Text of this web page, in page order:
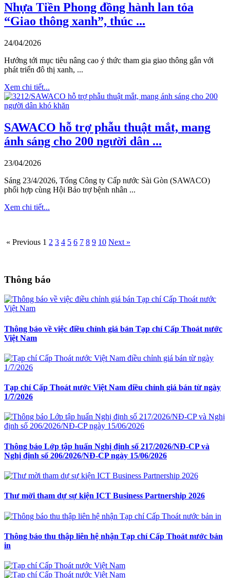
Nhựa Tiền Phong đồng hành lan tỏa
“Giao thông xanh”, thúc ...
24/04/2026
Hướng tới mục tiêu nâng cao ý thức tham gia giao thông gắn với
phát triển đô thị xanh, ...
Xem chi tiết...
SAWACO hỗ trợ phẫu thuật mắt, mang
ánh sáng cho 200 người dân ...
23/04/2026
Sáng 23/4/2026, Tổng Công ty Cấp nước Sài Gòn (SAWACO)
phối hợp cùng Hội Bảo trợ bệnh nhân ...
Xem chi tiết...
« Previous 1 2 3 4 5 6 7 8 9 10 Next »
Thông báo
Thông báo về việc điều chỉnh giá bán Tạp chí Cấp Thoát nước
Việt Nam
Tạp chí Cấp Thoát nước Việt Nam điều chỉnh giá bán từ ngày
1/7/2026
Thông báo Lớp tập huấn Nghị định số 217/2026/NĐ-CP và
Nghị định số 206/2026/NĐ-CP ngày 15/06/2026
Thư mời tham dự sự kiện ICT Business Partnership 2026
Thông báo thu thập liên hệ nhận Tạp chí Cấp Thoát nước bản
in